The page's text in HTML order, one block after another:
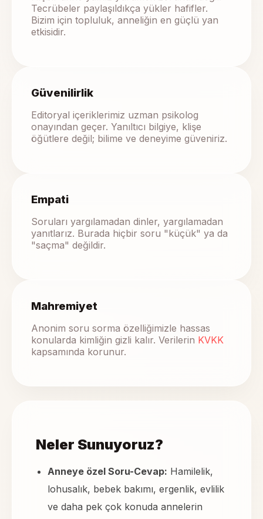
Tecrübeler paylaşıldıkça yükler hafifler.
Bizim için topluluk, anneliğin en güçlü yan
etkisidir.
Güvenilirlik
Editoryal içeriklerimiz uzman psikolog
onayından geçer. Yanıltıcı bilgiye, klişe
öğütlere değil; bilime ve deneyime güveniriz.
Empati
Soruları yargılamadan dinler, yargılamadan
yanıtlarız. Burada hiçbir soru "küçük" ya da
"saçma" değildir.
Mahremiyet
Anonim soru sorma özelliğimizle hassas
konularda kimliğin gizli kalır. Verilerin KVKK
kapsamında korunur.
Neler Sunuyoruz?
Anneye özel Soru-Cevap: Hamilelik,
lohusalık, bebek bakımı, ergenlik, evlilik
ve daha pek çok konuda annelerin